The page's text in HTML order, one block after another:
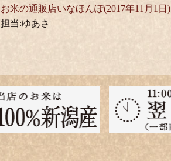
お米の通販店いなほんぽ(2017年11月1日)
担当:ゆあさ